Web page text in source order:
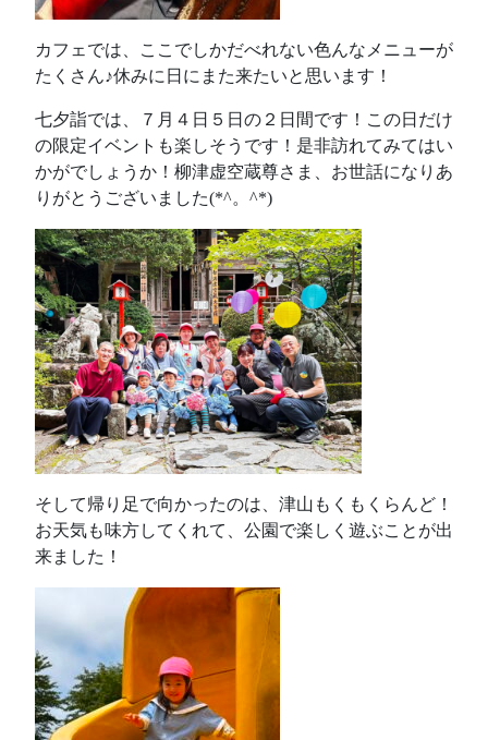
カフェでは、ここでしかだべれない色んなメニューが
たくさん♪休みに日にまた来たいと思います！
七夕詣では、７月４日５日の２日間です！この日だけ
の限定イベントも楽しそうです！是非訪れてみてはい
かがでしょうか！柳津虚空蔵尊さま、お世話になりあ
りがとうございました(*^。^*)
そして帰り足で向かったのは、津山もくもくらんど！
お天気も味方してくれて、公園で楽しく遊ぶことが出
来ました！